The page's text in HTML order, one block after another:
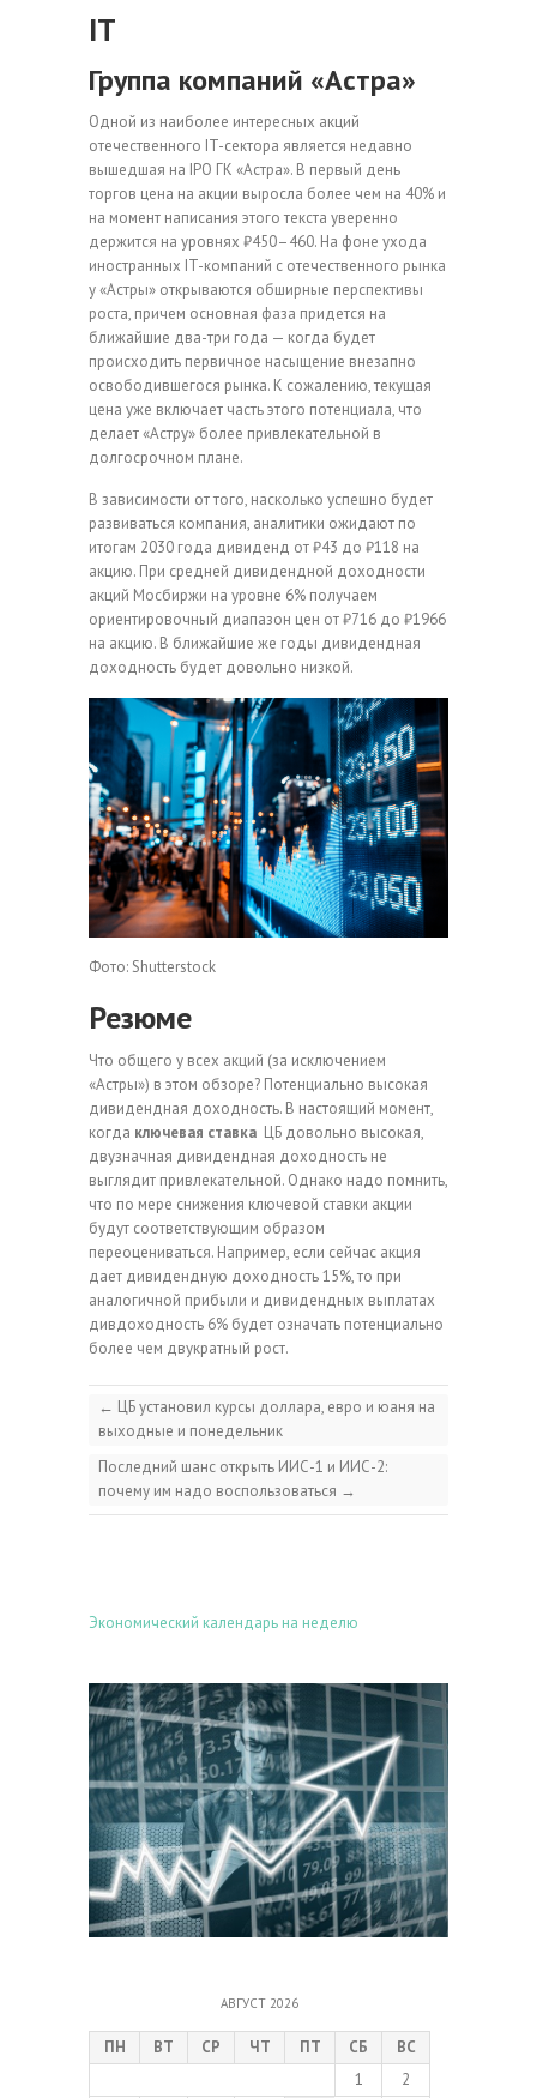
IT
Группа компаний «Астра»
Одной из наиболее интересных акций
отечественного IT-сектора является недавно
вышедшая на IPO ГК «Астра». В первый день
торгов цена на акции выросла более чем на 40% и
на момент написания этого текста уверенно
держится на уровнях ₽450–460. На фоне ухода
иностранных IT-компаний с отечественного рынка
у «Астры» открываются обширные перспективы
роста, причем основная фаза придется на
ближайшие два-три года — когда будет
происходить первичное насыщение внезапно
освободившегося рынка. К сожалению, текущая
цена уже включает часть этого потенциала, что
делает «Астру» более привлекательной в
долгосрочном плане.
В зависимости от того, насколько успешно будет
развиваться компания, аналитики ожидают по
итогам 2030 года дивиденд от ₽43 до ₽118 на
акцию. При средней дивидендной доходности
акций Мосбиржи на уровне 6% получаем
ориентировочный диапазон цен от ₽716 до ₽1966
на акцию. В ближайшие же годы дивидендная
доходность будет довольно низкой.
Фото: Shutterstock
Резюме
Что общего у всех акций (за исключением
«Астры») в этом обзоре? Потенциально высокая
дивидендная доходность. В настоящий момент,
когда ключевая ставка ЦБ довольно высокая,
двузначная дивидендная доходность не
выглядит привлекательной. Однако надо помнить,
что по мере снижения ключевой ставки акции
будут соответствующим образом
переоцениваться. Например, если сейчас акция
дает дивидендную доходность 15%, то при
аналогичной прибыли и дивидендных выплатах
дивдоходность 6% будет означать потенциально
более чем двукратный рост.
← ЦБ установил курсы доллара, евро и юаня на
выходные и понедельник
Последний шанс открыть ИИС-1 и ИИС-2:
почему им надо воспользоваться →
Экономический календарь на неделю
АВГУСТ 2026
ПН ВТ СР ЧТ ПТ СБ
ВС
1
2